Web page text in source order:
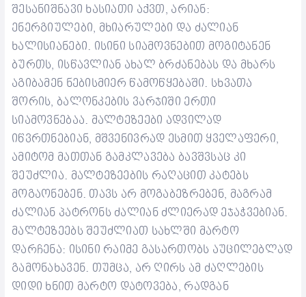
შესანიშნავი ხასიათი აქვთ, არიან:
ენერგიულები, მხიარულები და ძალიან
ხალისიანები. ისინი სიამოვნებით მოგიტანენ
ბურთს, ისწავლიან ახალ ბრძანებას და მხარს
აგიბამენ ნებისმიერ წამოწყებაში. სხვათა
შორის, ბალონკების ვარჯიში ერთი
სიამოვნებაა. მალტეზეები ადვილად
იწვრთნებიან, მშვენივრად ესმით ყველაფერი,
ამიტომ მათთან გამკლავება ბავშვსაც კი
შეუძლია. მალტეზეების რაღაცით კატებს
მოგაონებენ. თავს არ მოგაბეზრებენ, მაგრამ
ძალიან პატრონს ძალიან ძლიერად ეჯაჭვებიან.
მალტეზეებსშეუძლიათ სახლში მარტო
დარჩენა: ისინი რაიმე გასართობს აუცილებლად
გამონახავენ. თუმცა, არ ღირს ამ ძაღლების
დიდი ხნით მარტო დატოვება, რადგან